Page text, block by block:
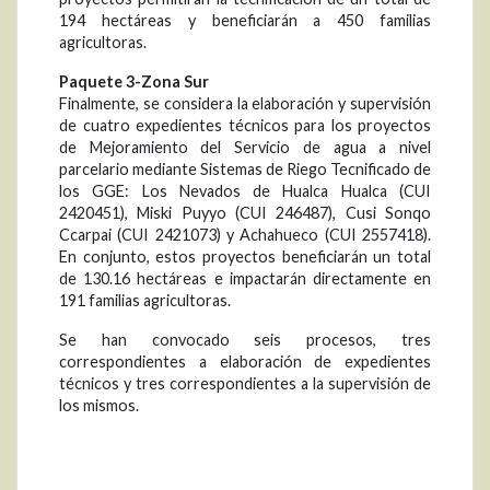
194 hectáreas y beneficiarán a 450 familias
agricultoras.
Paquete 3-Zona Sur
Finalmente, se considera la elaboración y supervisión
de cuatro expedientes técnicos para los proyectos
de Mejoramiento del Servicio de agua a nivel
parcelario mediante Sistemas de Riego Tecnificado de
los GGE: Los Nevados de Hualca Hualca (CUI
2420451), Miski Puyyo (CUI 246487), Cusi Sonqo
Ccarpai (CUI 2421073) y Achahueco (CUI 2557418).
En conjunto, estos proyectos beneficiarán un total
de 130.16 hectáreas e impactarán directamente en
191 familias agricultoras.
Se han convocado seis procesos, tres
correspondientes a elaboración de expedientes
técnicos y tres correspondientes a la supervisión de
los mismos.